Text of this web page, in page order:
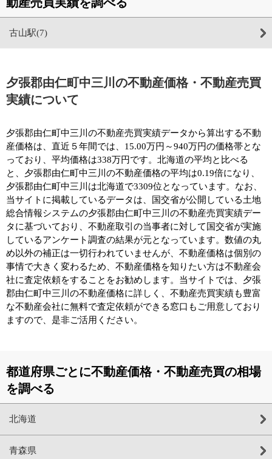
古山駅(7)
夕張郡由仁町中三川の不動産価格・不動産売買
実績について
夕張郡由仁町中三川の不動産売買実績データから算出する不動
産価格は、直近５年間では、15.00万円～940万円の価格帯とな
っており、平均価格は338万円です。北海道の平均と比べる
と、夕張郡由仁町中三川の不動産価格の平均は0.19倍になり、
夕張郡由仁町中三川は北海道で3309位となっています。なお、
当サイトに掲載しているデータは、国交省が公開している土地
総合情報システムの夕張郡由仁町中三川の不動産売買実績デー
タに基づいており、不動産取引の当事者に対して国交省が実施
しているアンケート調査の結果が元となっています。数値の丸
め以外の補正は一切行われていませんが、不動産価格は個別の
事情で大きく変わるため、不動産価格を知りたい方は不動産会
社に査定依頼をすることをお勧めします。当サイトでは、夕張
郡由仁町中三川の不動産価格に詳しく、不動産売買実績も豊富
な不動産会社に無料で査定依頼ができる窓口もご用意しており
ますので、是非ご活用ください。
都道府県ごとに不動産価格・不動産売買の相場
を調べる
北海道
青森県